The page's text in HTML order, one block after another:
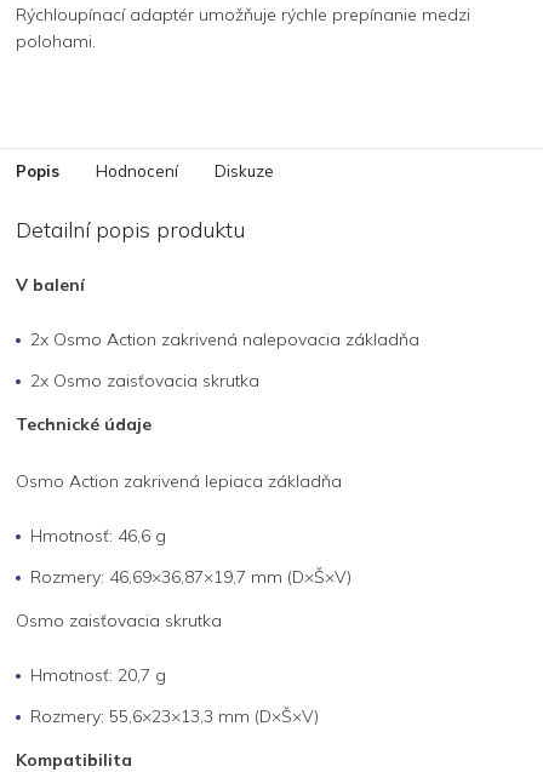
Rýchloupínací adaptér umožňuje rýchle prepínanie medzi
polohami.
Popis Hodnocení Diskuze
Detailní popis produktu
V balení
2x Osmo Action zakrivená nalepovacia základňa
2x Osmo zaisťovacia skrutka
Technické údaje
Osmo Action zakrivená lepiaca základňa
Hmotnosť: 46,6 g
Rozmery: 46,69×36,87×19,7 mm (D×Š×V)
Osmo zaisťovacia skrutka
Hmotnosť: 20,7 g
Rozmery: 55,6×23×13,3 mm (D×Š×V)
Kompatibilita